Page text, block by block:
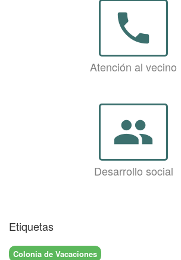
phone
Atención al vecino
group
Desarrollo social
Etiquetas
Colonia de Vacaciones